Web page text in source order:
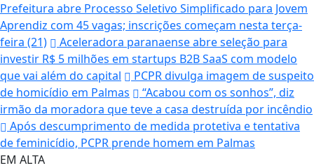
Prefeitura abre Processo Seletivo Simplificado para Jovem
Aprendiz com 45 vagas; inscrições começam nesta terça-
feira (21)
Aceleradora paranaense abre seleção para
investir R$ 5 milhões em startups B2B SaaS com modelo
que vai além do capital
PCPR divulga imagem de suspeito
de homicídio em Palmas
“Acabou com os sonhos”, diz
irmão da moradora que teve a casa destruída por incêndio
Após descumprimento de medida protetiva e tentativa
de feminicídio, PCPR prende homem em Palmas
EM ALTA